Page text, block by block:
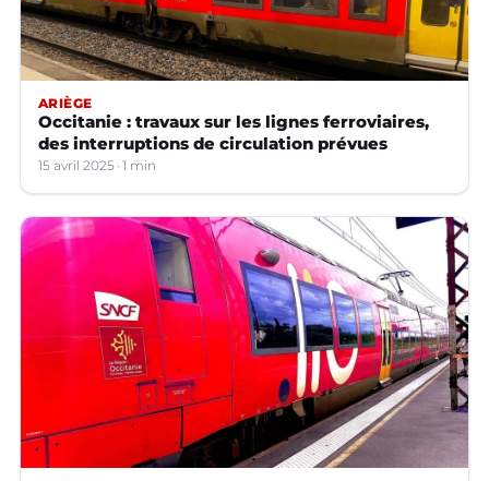
ARIÈGE
Occitanie : travaux sur les lignes ferroviaires,
des interruptions de circulation prévues
15 avril 2025 1 min